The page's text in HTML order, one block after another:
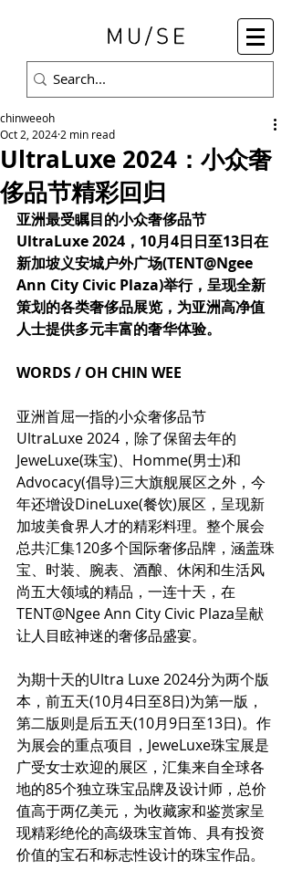
UltraLuxe 2024：小众奢
侈品节精彩回归
chinweeoh
Oct 2, 2024 2 min read
亚洲最受瞩目的小众奢侈品节
UltraLuxe 2024，10月4日日至13日在
新加坡义安城户外广场(TENT@Ngee
Ann City Civic Plaza)举行，呈现全新
策划的各类奢侈品展览，为亚洲高净值
人士提供多元丰富的奢华体验。
WORDS / OH CHIN WEE
亚洲首屈一指的小众奢侈品节
UltraLuxe 2024，除了保留去年的
JeweLuxe(珠宝)、Homme(男士)和
Advocacy(倡导)三大旗舰展区之外，今
年还增设DineLuxe(餐饮)展区，呈现新
加坡美食界人才的精彩料理。整个展会
总共汇集120多个国际奢侈品牌，涵盖珠
宝、时装、腕表、酒酿、休闲和生活风
尚五大领域的精品，一连十天，在
TENT@Ngee Ann City Civic Plaza呈献
让人目眩神迷的奢侈品盛宴。
为期十天的Ultra Luxe 2024分为两个版
本，前五天(10月4日至8日)为第一版，
第二版则是后五天(10月9日至13日)。作
为展会的重点项目，JeweLuxe珠宝展是
广受女士欢迎的展区，汇集来自全球各
地的85个独立珠宝品牌及设计师，总价
值高于两亿美元，为收藏家和鉴赏家呈
现精彩绝伦的高级珠宝首饰、具有投资
价值的宝石和标志性设计的珠宝作品。